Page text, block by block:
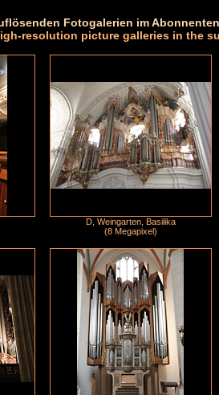
Fotogalerien im
resolution picture galleries in the
D, Weingarten, Basilika
(8 Megapixel)